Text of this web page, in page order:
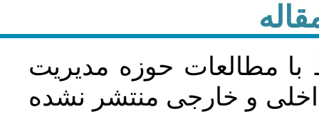
با مطالعات حوزه مديريت
و خارجی منتشر نشده